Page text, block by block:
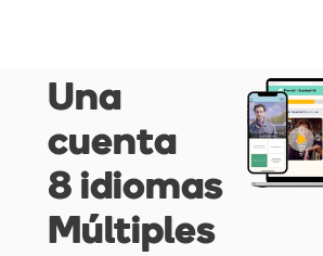
Una
cuenta
8 idiomas
Múltiples